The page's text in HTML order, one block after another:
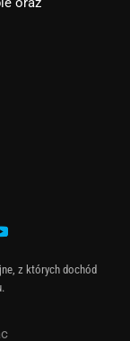
z których dochód